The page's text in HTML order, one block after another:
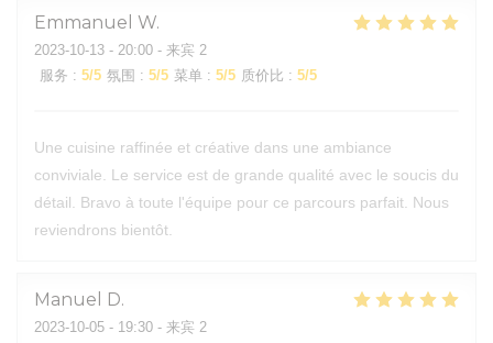
Emmanuel W
2023-10-13 - 20:00 - 来宾 2
服务 : 5/5 氛围 : 5/5 菜单 : 5/5 质价比 : 5/5
Une cuisine raffinée et créative dans une ambiance
conviviale. Le service est de grande qualité avec le soucis du
détail. Bravo à toute l'équipe pour ce parcours parfait. Nous
reviendrons bientôt.
Manuel D
2023-10-05 - 19:30 - 来宾 2